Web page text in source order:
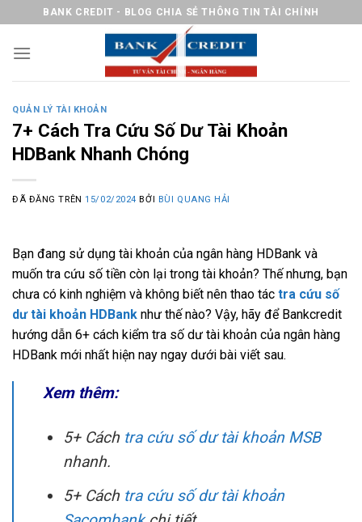
nội
BANK CREDIT - BLOG CHIA SẺ THÔNG TIN TÀI CHÍNH
QUẢN LÝ TÀI KHOẢN
7+ Cách Tra Cứu Số Dư Tài Khoản
HDBank Nhanh Chóng
ĐÃ ĐĂNG TRÊN15/02/2024 BỞI BÙI QUANG HẢI
Bạn đang sử dụng tài khoản của ngân hàng HDBank và
muốn tra cứu số tiền còn lại trong tài khoản? Thế nhưng, bạn
chưa có kinh nghiệm và không biết nên thao tác tra cứu số
dư tài khoản HDBank như thế nào? Vậy, hãy để Bankcredit
hướng dẫn 6+ cách kiểm tra số dư tài khoản của ngân hàng
HDBank mới nhất hiện nay ngay dưới bài viết sau.
Xem thêm:
5+ Cách tra cứu số dư tài khoản MSB
nhanh.
5+ Cách tra cứu số dư tài khoản